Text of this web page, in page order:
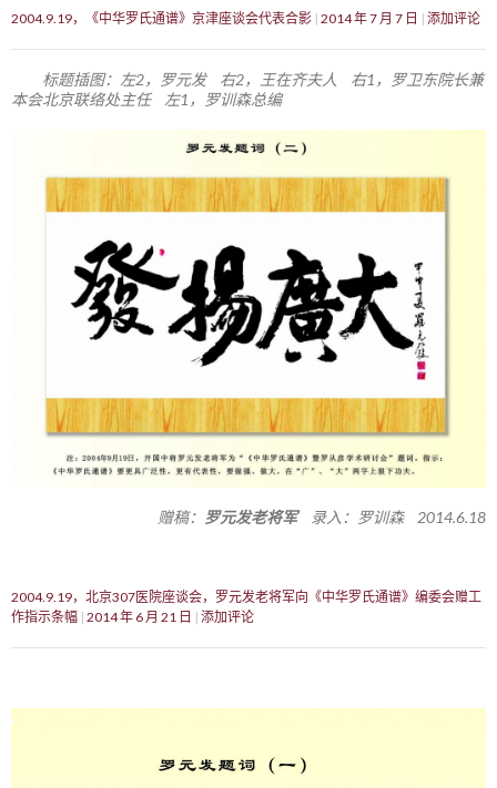
2004.9.19，《中华罗氏通谱》京津座谈会代表合影 2014 年 7 月 7 日 添加评论
标题插图：左2，罗元发 右2，王在齐夫人 右1，罗卫东院长兼
本会北京联络处主任 左1，罗训森总编
赠稿： 罗元发老将军录入：罗训森 2014.6.18
2004.9.19，北京307医院座谈会，罗元发老将军向《中华罗氏通谱》编委会赠工
作指示条幅 2014 年 6 月 21 日 添加评论